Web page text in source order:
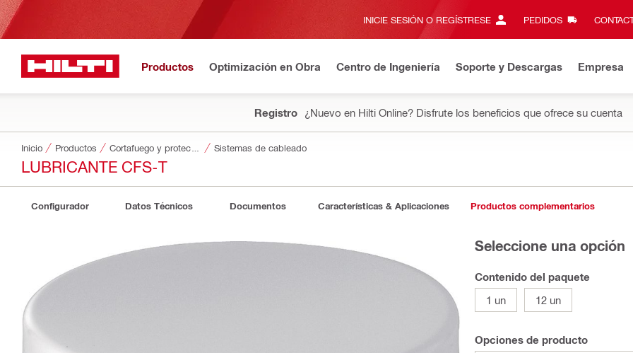
INICIE SESIÓN O REGÍSTRESE PEDIDOS
Productos Optimización en Obra Centro de Ingeniería Soporte y Descargas Empresa
Registro ¿Nuevo en Hilti Online? Disfrute los beneficios que ofrece su cuenta
Inicio Productos Sistemas de cableado
LUBRICANTE CFS-T
Configurador Datos Técnicos Documentos Características & Aplicaciones Productos complementarios
Seleccione una opción
Contenido del paquete
1 un
12 un
Opciones de producto